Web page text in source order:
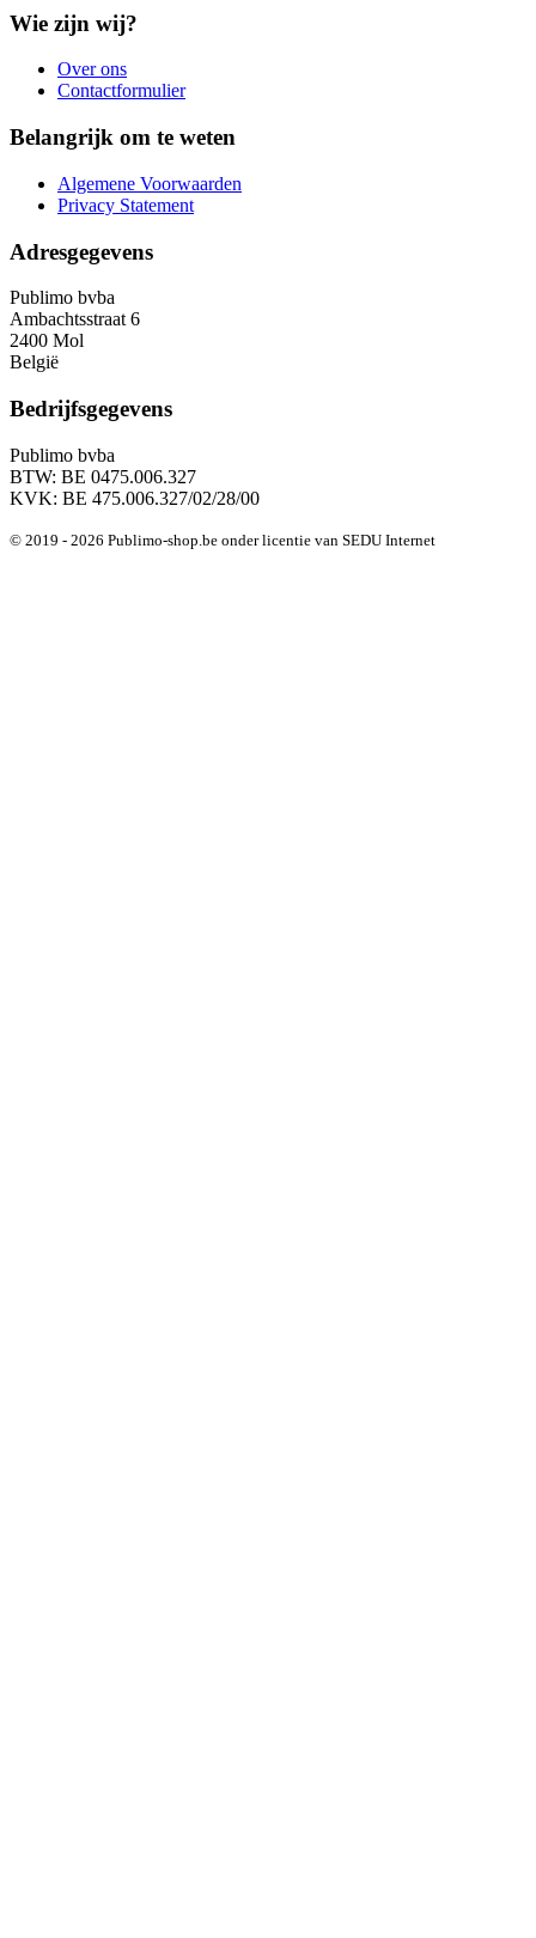
Wie zijn wij?
Over ons
Contactformulier
Belangrijk om te weten
Algemene Voorwaarden
Privacy Statement
Adresgegevens
Publimo bvba
Ambachtsstraat 6
2400 Mol
België
Bedrijfsgegevens
Publimo bvba
BTW: BE 0475.006.327
KVK: BE 475.006.327/02/28/00
© 2019 - 2026 Publimo-shop.be onder licentie van SEDU Internet